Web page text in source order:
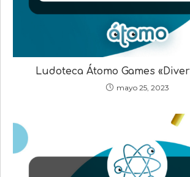
Ludoteca Átomo Games
mayo 25, 2023